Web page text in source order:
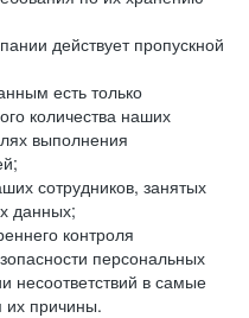
действует пропускной
есть только
количества наших
выполнения
сотрудников, занятых
данных;
контроля
персональных
несоответствий в самые
их причины.